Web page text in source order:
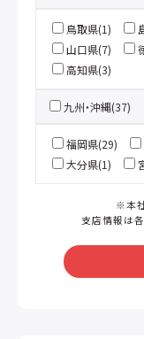
鳥取県(1)
山口県(7)
高知県(3)
九州・沖縄(37)
福岡県(29)
大分県(1)
※本
支店情報は